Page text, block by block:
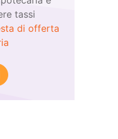
tassi
di offerta